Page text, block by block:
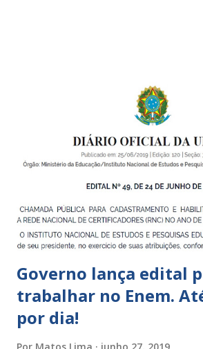
crianças de zero a 3 anos e 11 meses; –
Municipais de Educação Infantil, que
a 5 anos e 11 meses; – CEMEI - Centro
Educação Infantil, que recebe crianças
Indígena, e trabalham com cri...
Governo lança edital
trabalhar no Enem.
por dia!